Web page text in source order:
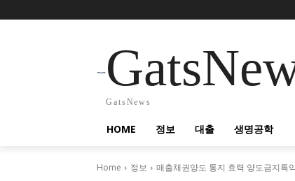
GatsNews
HOME 정보 대출 생명공학
Home 정보 매출채권양도 통지 효력 양도금지특